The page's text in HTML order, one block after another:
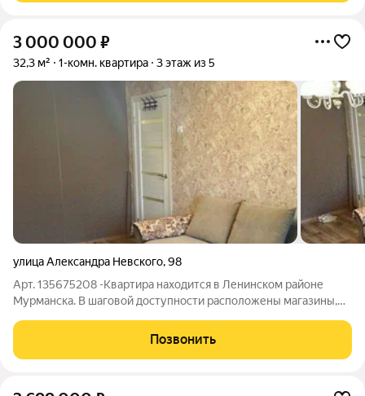
3 000 000 ₽
32,3 м² 1-комн. квартира 3 этаж из 5
улица Александра Невского,98
Арт. 135675208 -Квартира находится в Ленинском районе
Мурманска. В шаговой доступности расположены магазины,
детские сады. Для автомобилистов удобен выезд на основные
городские магистрали. -Квартира
Позвонить